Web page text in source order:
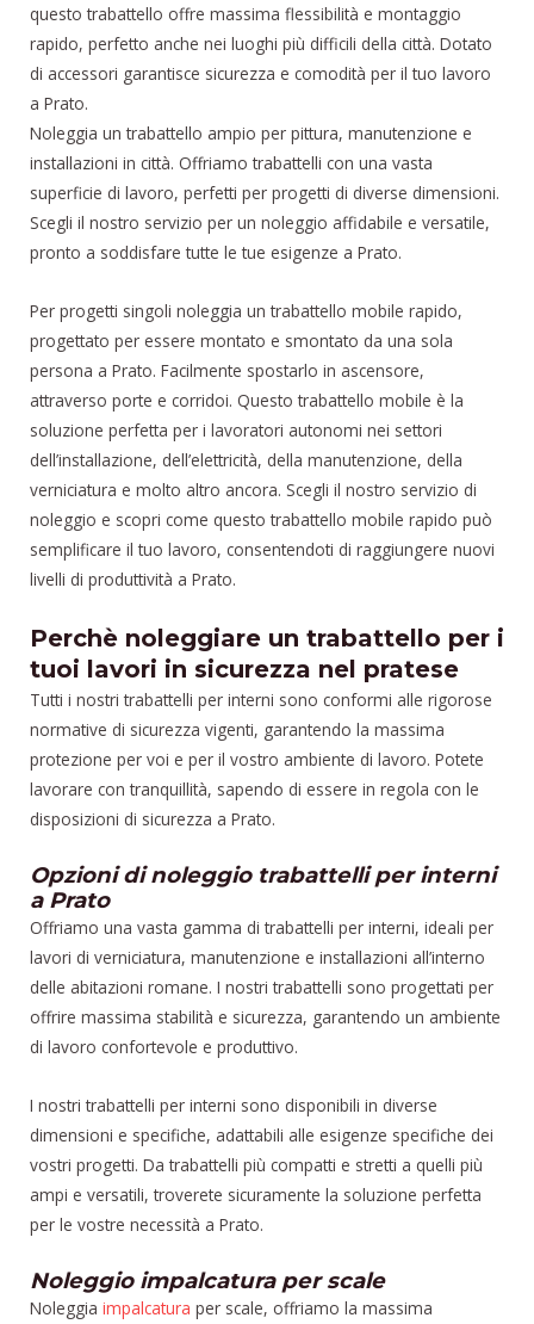
questo trabattello offre massima flessibilità e montaggio
rapido, perfetto anche nei luoghi più difficili della città. Dotato
di accessori garantisce sicurezza e comodità per il tuo lavoro
a Prato.
Noleggia un trabattello ampio per pittura, manutenzione e
installazioni in città. Offriamo trabattelli con una vasta
superficie di lavoro, perfetti per progetti di diverse dimensioni.
Scegli il nostro servizio per un noleggio affidabile e versatile,
pronto a soddisfare tutte le tue esigenze a Prato.
Per progetti singoli noleggia un trabattello mobile rapido,
progettato per essere montato e smontato da una sola
persona a Prato. Facilmente spostarlo in ascensore,
attraverso porte e corridoi. Questo trabattello mobile è la
soluzione perfetta per i lavoratori autonomi nei settori
dell’installazione, dell’elettricità, della manutenzione, della
verniciatura e molto altro ancora. Scegli il nostro servizio di
noleggio e scopri come questo trabattello mobile rapido può
semplificare il tuo lavoro, consentendoti di raggiungere nuovi
livelli di produttività a Prato.
Perchè noleggiare un trabattello per i
tuoi lavori in sicurezza nel pratese
Tutti i nostri trabattelli per interni sono conformi alle rigorose
normative di sicurezza vigenti, garantendo la massima
protezione per voi e per il vostro ambiente di lavoro. Potete
lavorare con tranquillità, sapendo di essere in regola con le
disposizioni di sicurezza a Prato.
Opzioni di noleggio trabattelli per interni
a Prato
Offriamo una vasta gamma di trabattelli per interni, ideali per
lavori di verniciatura, manutenzione e installazioni all’interno
delle abitazioni romane. I nostri trabattelli sono progettati per
offrire massima stabilità e sicurezza, garantendo un ambiente
di lavoro confortevole e produttivo.
I nostri trabattelli per interni sono disponibili in diverse
dimensioni e specifiche, adattabili alle esigenze specifiche dei
vostri progetti. Da trabattelli più compatti e stretti a quelli più
ampi e versatili, troverete sicuramente la soluzione perfetta
per le vostre necessità a Prato.
Noleggio impalcatura per scale
Noleggia impalcatura per scale, offriamo la massima